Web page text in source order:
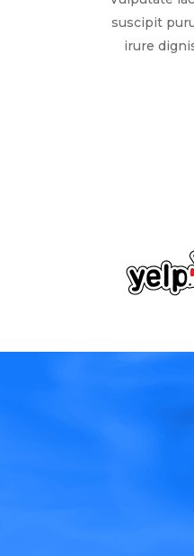
suscipit
irure